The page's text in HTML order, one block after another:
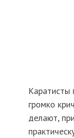
Каратисты
громко
делают,